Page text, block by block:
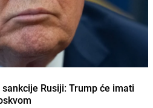
Rusiji: Trump će imati